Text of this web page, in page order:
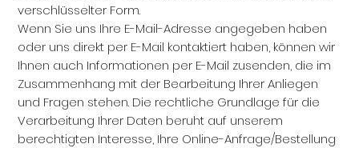
verschlüsselter Form.
Wenn Sie uns Ihre E-Mail-Adresse angegeben haben
oder uns direkt per E-Mail kontaktiert haben, können wir
Ihnen auch Informationen per E-Mail zusenden, die im
Zusammenhang mit der Bearbeitung Ihrer Anliegen
und Fragen stehen. Die rechtliche Grundlage für die
Verarbeitung Ihrer Daten beruht auf unserem
berechtigten Interesse, Ihre Online-Anfrage/Bestellung